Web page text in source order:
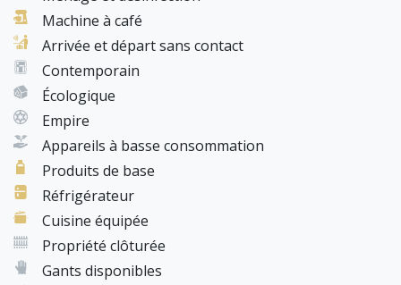
⚠️ Sans validation de cette garantie bancaire, les accès
au logement ne pourront pas être transmis et la
réservation ne sera pas remboursée.
Machine à café
Arrivée et départ sans contact
Contemporain
Écologique
Empire
Appareils à basse consommation
Produits de base
Réfrigérateur
Cuisine équipée
Propriété clôturée
Gants disponibles